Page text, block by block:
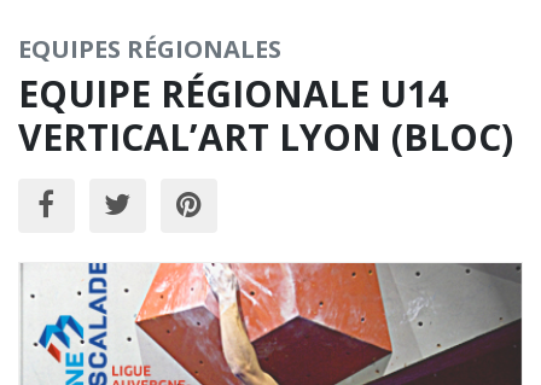
EQUIPES RÉGIONALES
EQUIPE RÉGIONALE U14
VERTICAL’ART LYON (BLOC)